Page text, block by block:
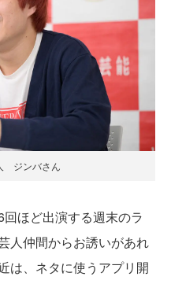
ジンバさん
ほど出演する週末のラ
人仲間からお誘いがあれ
は、ネタに使うアプリ開